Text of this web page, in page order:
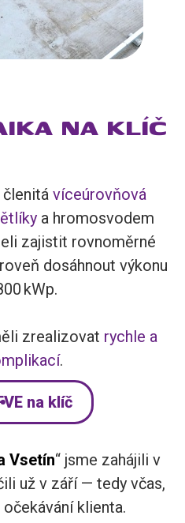
NA KLÍČ
víceúrovňová
a hromosvodem
zajistit rovnoměrné
dosáhnout výkonu
kWp.
zrealizovat rychle a
.
na klíč
Vsetín“ jsme zahájili v
už v září — tedy včas,
klienta.